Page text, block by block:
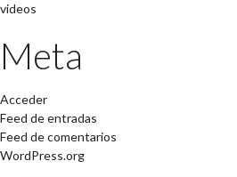
videos
Meta
Acceder
Feed de entradas
Feed de comentarios
WordPress.org